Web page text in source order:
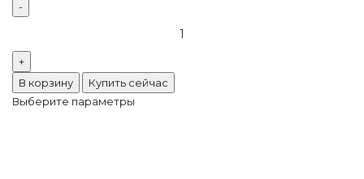
В корзину
Купить сейчас
Выберите параметры